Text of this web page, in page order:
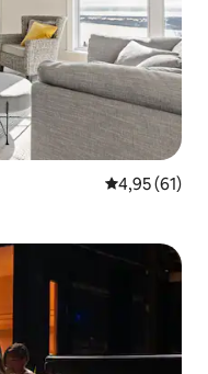
4,95 av 5 i
4,95 (61)